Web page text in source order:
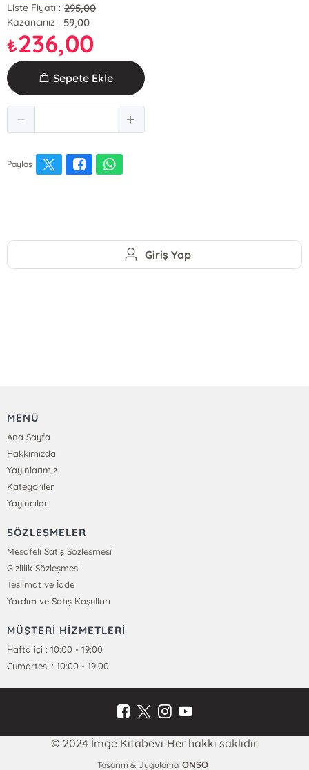
Liste Fiyatı : 295,00
Kazancınız : 59,00
₺236,00
Sepete Ekle
Paylaş
Giriş Yap
MENÜ
Ana Sayfa
Hakkımızda
Yayınlarımız
Kategoriler
Yayıncılar
SÖZLEŞMELER
Mesafeli Satış Sözleşmesi
Gizlilik Sözleşmesi
Teslimat ve İade
Yardım ve Satış Koşulları
MÜŞTERİ HİZMETLERİ
Hafta içi : 10:00 - 19:00
Cumartesi : 10:00 - 19:00
© 2024 İmge Kitabevi Her hakkı saklıdır.
Tasarım & Uygulama ONSO